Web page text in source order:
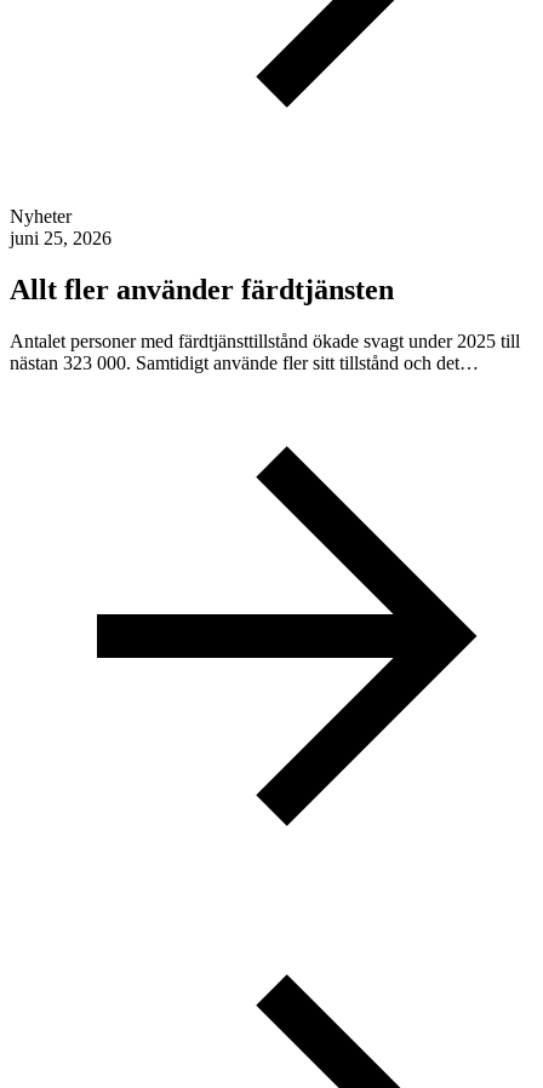
Nyheter
juni 25, 2026
Allt fler använder färdtjänsten
Antalet personer med färdtjänsttillstånd ökade svagt under 2025 till
nästan 323 000. Samtidigt använde fler sitt tillstånd och det…